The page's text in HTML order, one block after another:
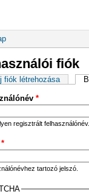
hely
fiók
fülek
fiók létrehozása
*
regisztrált felhasználónév.
*
tartozó jelszó.